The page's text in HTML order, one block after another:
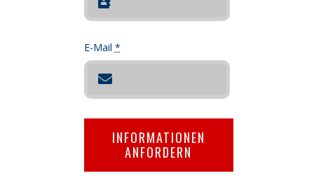
E-Mail *
INFORMATIONEN
ANFORDERN